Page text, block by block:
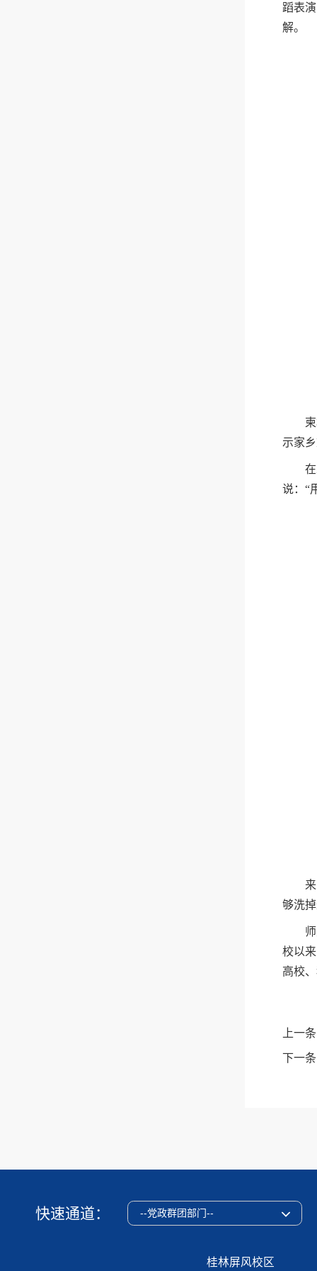
蹈表
解。
示家
说：“
够洗
校以
高校
上一
下一
快速通道： --党政群团部门--
桂林屏风校区